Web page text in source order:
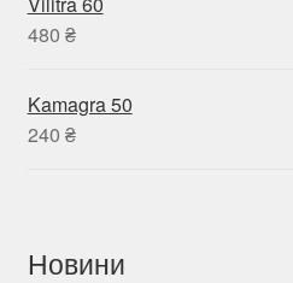
480 ₴
Kamagra 50
240 ₴
Новини